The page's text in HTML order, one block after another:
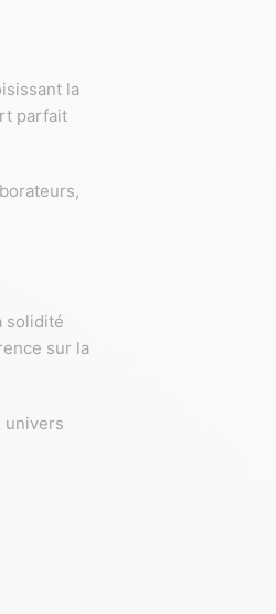
la
parfait
solidité
sur la
univers